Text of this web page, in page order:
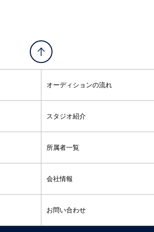
オーディションの流れ
スタジオ紹介
所属者一覧
会社情報
お問い合わせ